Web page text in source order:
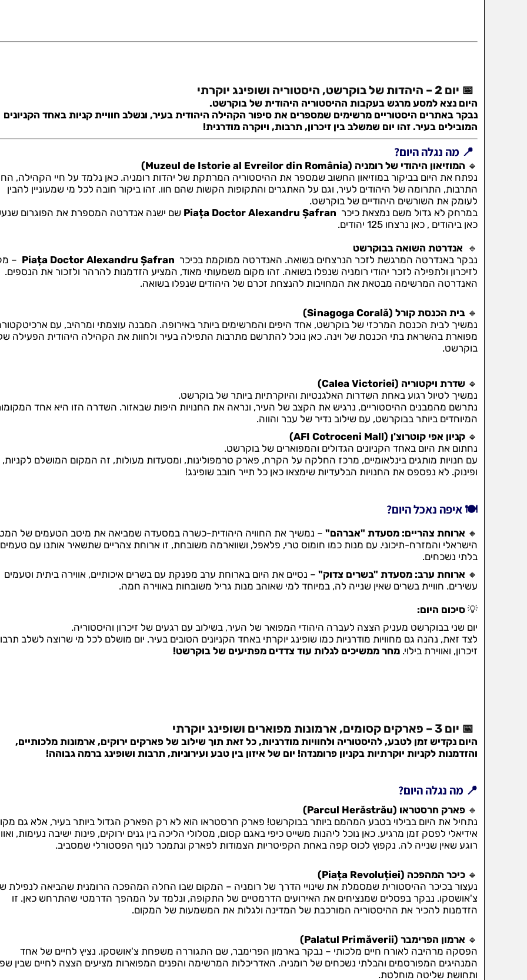
📅 יום 2 – היהדות של בוקרשט, היסטוריה ושופינג יוקרתי
היום נצא למסע מרגש בעקבות ההיסטוריה היהודית של בוקרשט.
נבקר באתרים היסטוריים מרשימים שמספרים את סיפור הקהילה היהודית בעיר, ונשלב חוויית קניות באחד הקניונים
המובילים בעיר. זהו יום שמשלב בין זיכרון, תרבות, ויוקרה מודרנית!
📍 מה נגלה היום?
🔹 המוזיאון היהודי של רומניה (Muzeul de Istorie al Evreilor din România)
נפתח את היום בביקור במוזיאון החשוב שמספר את ההיסטוריה המרתקת של יהדות רומניה. כאן נלמד על חיי הקהילה,
התרבות, התרומה של היהודים לעיר, וגם על האתגרים והתקופות הקשות שהם חוו. זהו ביקור חובה לכל מי שמעוניין להבין
לעומק את השורשים היהודיים של בוקרשט.
במרחק לא גדול משם נמצאת כיכר Piața Doctor Alexandru Șafran שם ישנה אנדרטה המספרת את הפוגרום
כאן ביהודים , כאן נרצחו 125 יהודים.
🔹 אנדרטת השואה בבוקרשט
נבקר באנדרטה המרגשת לזכר הנרצחים בשואה. האנדרטה ממוקמת בכיכר Piața Doctor Alexandru Șafran
–
לזיכרון ולתפילה לזכר יהודי רומניה שנפלו בשואה. זהו מקום משמעותי מאוד, המציע הזדמנות להרהר ולזכור את הנספים.
האנדרטה המרשימה מבטאת את המחויבות להנצחת זכרם של היהודים שנפלו בשואה.
🔹 בית הכנסת קורל (Sinagoga Corală)
נמשיך לבית הכנסת המרכזי של בוקרשט, אחד היפים והמרשימים ביותר באירופה. המבנה עוצמתי ומרהיב, עם
מפוארת בהשראת בתי הכנסת של וינה. כאן נוכל להתרשם מתרבות התפילה בעיר ולחוות את הקהילה היהודית הפעילה
בוקרשט.
🔹 שדרת ויקטוריה (Calea Victoriei)
נמשיך לטיול רגוע באחת השדרות האלגנטיות והיוקרתיות ביותר של בוקרשט.
נתרשם מהמבנים ההיסטוריים, נרגיש את הקצב של העיר, ונראה את החנויות היפות שבאזור. השדרה הזו היא אחד
המיוחדים ביותר בבוקרשט, עם שילוב נדיר של עבר והווה.
🔹 קניון אפי קוטרוצ'ן (AFI Cotroceni Mall)
נחתום את היום באחד הקניונים הגדולים והמפוארים של בוקרשט.
עם חנויות מותגים בינלאומיים, מרכז החלקה על הקרח, פארק טרמפולינות, ומסעדות מעולות, זה המקום המושלם לקניות,
ופינוק. לא נפספס את החנויות הבלעדיות שימצאו כאן כל תייר חובב שופינג!
🍽️ איפה נאכל היום?
🔸 ארוחת צהריים: מסעדת "אברהם" – נמשיך את החוויה היהודית-כשרה במסעדה שמביאה את מיטב הטעמים של
הישראלי והמזרח-תיכוני. עם מנות כמו חומוס טרי, פלאפל, ושווארמה משובחת, זו ארוחת צהריים שתשאיר אותנו עם טעמים
בלתי נשכחים.
🔸 ארוחת ערב: מסעדת "בשרים צדוק" – נסיים את היום בארוחת ערב מפנקת עם בשרים איכותיים, אווירה ביתית וטעמים
עשירים. חוויית בשרים שאין שנייה לה, במיוחד למי שאוהב מנות גריל משובחות באווירה חמה.
💡 סיכום היום:
יום שני בבוקרשט מעניק הצצה לעברה היהודי המפואר של העיר, בשילוב עם רגעים של זיכרון והיסטוריה.
לצד זאת, נהנה גם מחוויות מודרניות כמו שופינג יוקרתי באחד הקניונים הטובים בעיר. יום מושלם לכל מי שרוצה לשלב
זיכרון, ואווירת בילוי. מחר ממשיכים לגלות עוד צדדים מפתיעים של בוקרשט!
📅 יום 3 – פארקים קסומים, ארמונות מפוארים ושופינג יוקרתי
היום נקדיש זמן לטבע, להיסטוריה ולחוויות מודרניות, כל זאת תוך שילוב של פארקים ירוקים, ארמונות מלכותיים,
והזדמנות לקניות יוקרתיות בקניון פרומנדה! יום של איזון בין טבע ועירוניות, תרבות ושופינג ברמה גבוהה!
📍 מה נגלה היום?
🔹 פארק חרסטראו (Parcul Herăstrău)
נתחיל את היום בבילוי בטבע המהמם ביותר בבוקרשט! פארק חרסטראו הוא לא רק הפארק הגדול ביותר בעיר, אלא גם
אידיאלי לפסק זמן מרגיע. כאן נוכל ליהנות משייט כיפי באגם קסום, מסלולי הליכה בין גנים ירוקים, פינות ישיבה נעימות,
רוגע שאין שנייה לה. נקפוץ לכוס קפה באחת הקפיטריות הצמודות לפארק ונתמכר לנוף הפסטורלי שמסביב.
🔹 כיכר המהפכה (Piața Revoluției)
נעצור בכיכר ההיסטורית שמסמלת את שינויי הדרך של רומניה – המקום שבו החלה המהפכה הרומנית שהביאה לנפילת
צ'אושסקו. נבקר בפסלים שמנציחים את האירועים הדרמטיים של התקופה, ונלמד על המהפך הדרמטי שהתרחש כאן. זו
הזדמנות להכיר את ההיסטוריה המורכבת של המדינה ולגלות את המשמעות של המקום.
🔹 ארמון הפרימבר (Palatul Primăverii)
הפסקה מרהיבה לאורח חיים מלכותי – נבקר בארמון הפרימבר, שם התגוררה משפחת צ'אושסקו. נציץ לחיים של אחד
המנהיגים המפורסמים והבלתי נשכחים של רומניה. האדריכלות המרשימה והפנים המפוארות מציעים הצצה לחיים שבין
ותחושת שליטה מוחלטת.